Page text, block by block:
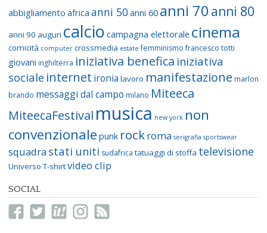
abbigliamento africa anni 50anni 60 anni 70 anni 80
anni 90 auguri calcio campagna elettorale cinema
comicità computer crossmedia estate femminismo francesco totti
giovani inghilterra iniziativa benefica iniziativa
sociale internet ironia lavoro manifestazione marlon
brando messaggi dal campo milano Miteeca
MiteecaFestival musica new york non
convenzionale punk rockroma serigrafia sportswear
squadra stati uniti sudafrica tatuaggi di stoffa televisione
Universo T-shirtvideo clip
SOCIAL